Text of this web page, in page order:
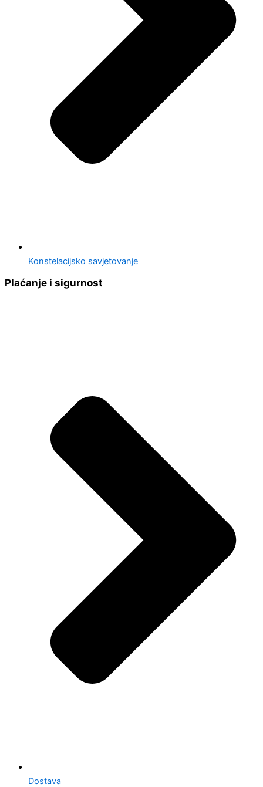
Konstelacijsko savjetovanje
Plaćanje i sigurnost
Dostava